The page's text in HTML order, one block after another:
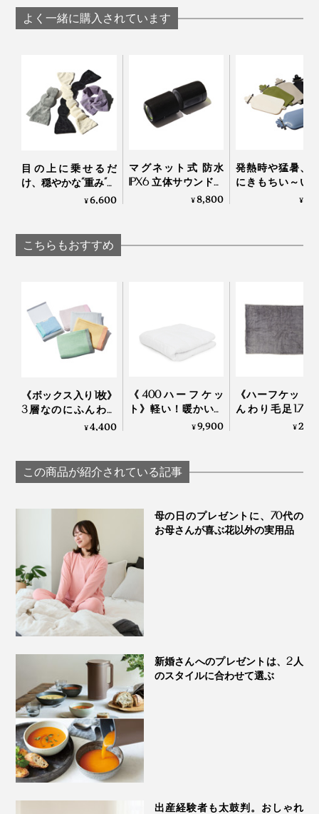
LOOM&SPOOL
「GRAU」｜
LOOM&SPOOL
よく一緒に購入されています
目の上に乗せるだ
け、穏やかな“重み”で
夢の世界へ……寝返り
ク」｜nodpod
¥6,600
マグネット式 防水
IPX6 立体サウンドの
Bluetooth デュアル ス
¥8,800
発熱時や猛暑、
にきもちい～い
リコン製水枕」
¥
こちらもおすすめ
《ボックス入り1枚》
3層なのにふんわり
ボリューム感！やわ
モチイイ「お昼寝ハ
ーフケット」｜イチ
ゼケット
¥4,400
《400ハーフケッ
ト》軽い！暖かい！
プロ向け防寒着から
ト
¥9,900
《ハーフケット
んわり毛足
メリノウールが
¥
この商品が紹介されている記事
母の日のプレゼントに、70代の
お母さんが喜ぶ花以外の実用品
新婚さんへのプレゼントは、2人
のスタイルに合わせて選ぶ
出産経験者も太鼓判。おしゃれ